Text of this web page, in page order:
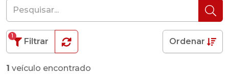
Filtrar
1
Ordenar
1 veículo encontrado